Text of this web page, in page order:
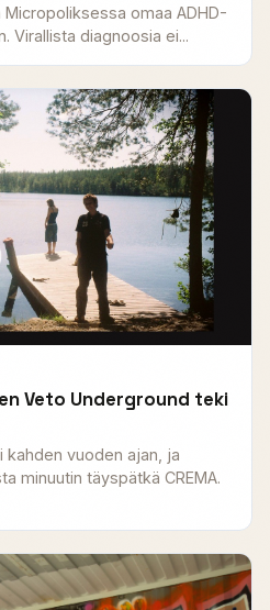
Micropoliksessa omaa ADHD-
Virallista diagnoosia ei...
Veto Underground teki
vuoden ajan, ja
minuutin täyspätkä CREMA.